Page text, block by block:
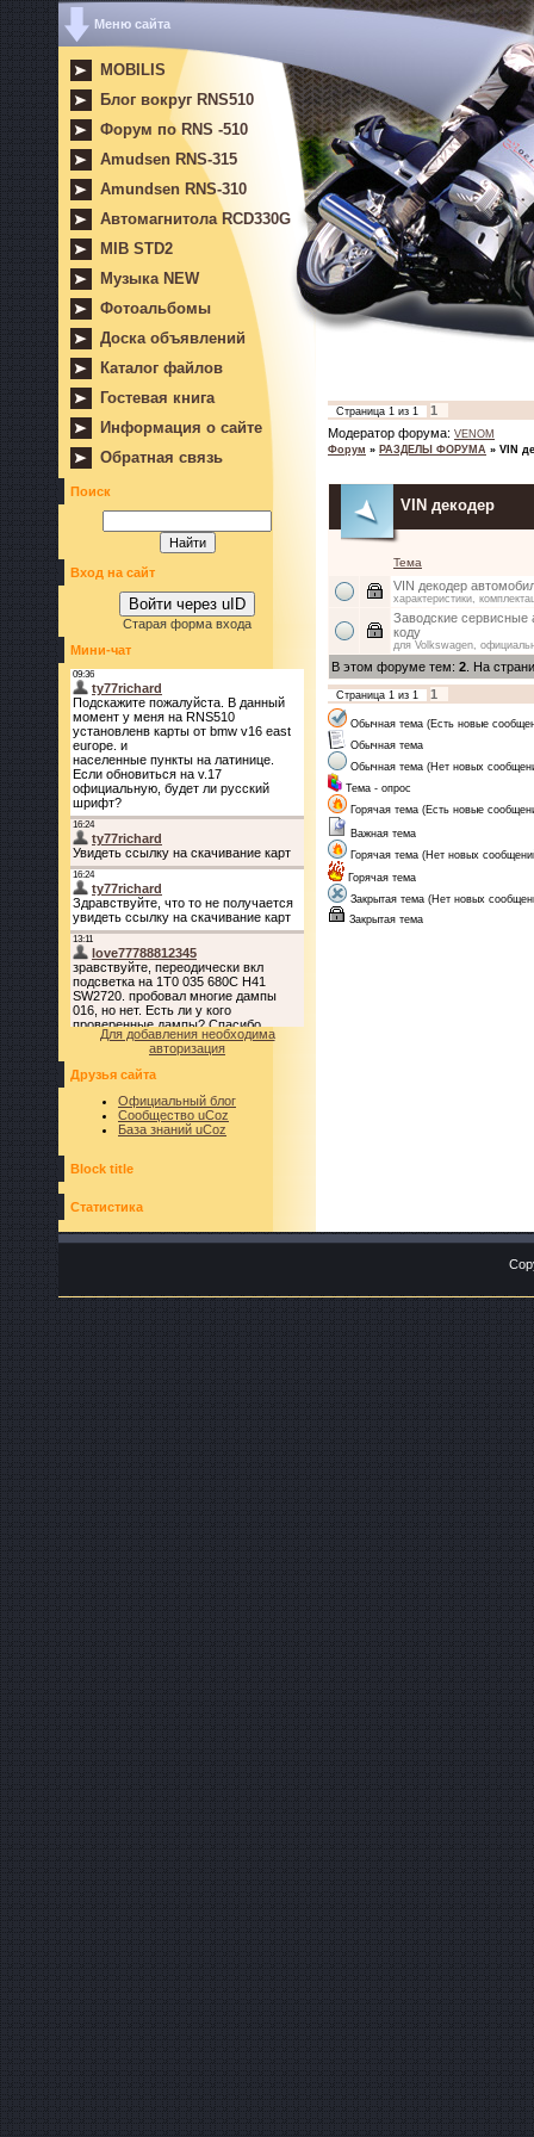
Меню сайта
MOBILIS
Блог вокруг RNS510
Форум по RNS -510
Amudsen RNS-315
Amundsen RNS-310
Автомагнитола RCD330G
MIB STD2
Музыка NEW
Фотоальбомы
Доска объявлений
Каталог файлов
Гостевая книга
Информация о сайте
Обратная связь
Поиск
Вход на сайт
Войти через uID
Старая форма входа
Мини-чат
Для добавления необходима
авторизация
Друзья сайта
Официальный блог
Сообщество uCoz
База знаний uCoz
Block title
Статистика
Страница 1 из 1
1
Модератор форума: VENOM
Форум » РАЗДЕЛЫ ФОРУМА » VIN
VIN декодер
Тема
VIN декодер
характеристики,
Заводские сервисные
коду
для Volkswagen,
В этом форуме тем: 2 . На
Страница 1 из 1 1
Обычная тема (Есть новые
Обычная тема
Обычная тема (Нет новых
Тема - опрос
Горячая тема (Есть новые
Важная тема
Горячая тема (Нет новых
Горячая тема
Закрытая тема (Нет новых
Закрытая тема